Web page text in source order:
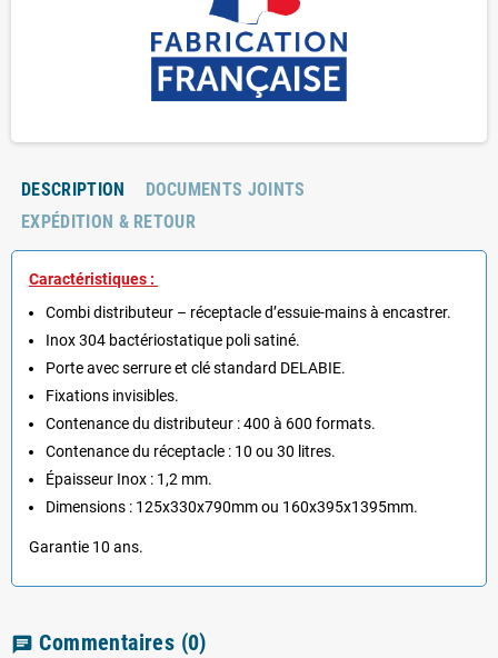
DESCRIPTION
DOCUMENTS JOINTS
EXPÉDITION & RETOUR
Caractéristiques :
Combi distributeur – réceptacle d’essuie-mainsà encastrer.
Inox 304 bactériostatique poli satiné.
Porte avec serrure et clé standard DELABIE.
Fixations invisibles.
Contenance du distributeur : 400 à 600 formats.
Contenance du réceptacle : 10 ou 30 litres.
Épaisseur Inox : 1,2 mm.
Dimensions : 125x330x790mm ou 160x395x1395mm.
Garantie 10 ans.
chat Commentaires (0)